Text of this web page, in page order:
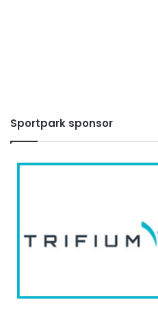
Sportpark sponsor